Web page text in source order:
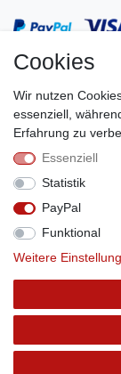
Stephan Roth
Cookies
Wir nutzen
essenziell,
Erfahrung zu
Essenziell
Statistik
PayPal
Funktional
Weitere